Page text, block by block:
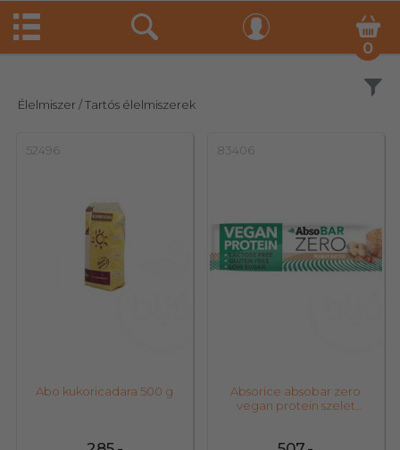
0
Élelmiszer/ Tartós élelmiszerek
52496
Abo kukoricadara 500 g
83406
Absorice absobar zero
vegan protein szelet